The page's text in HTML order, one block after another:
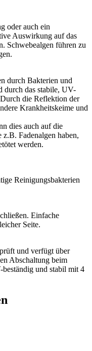
oder auch ein
Auswirkung auf das
Schwebealgen führen zu
durch Bakterien und
durch das stabile, UV-
die Reflektion der
Krankheitskeime und
dies auch auf die
Fadenalgen haben,
werden.
Reinigungsbakterien
Einfache
Seite.
und verfügt über
Abschaltung beim
beständig und stabil mit 4